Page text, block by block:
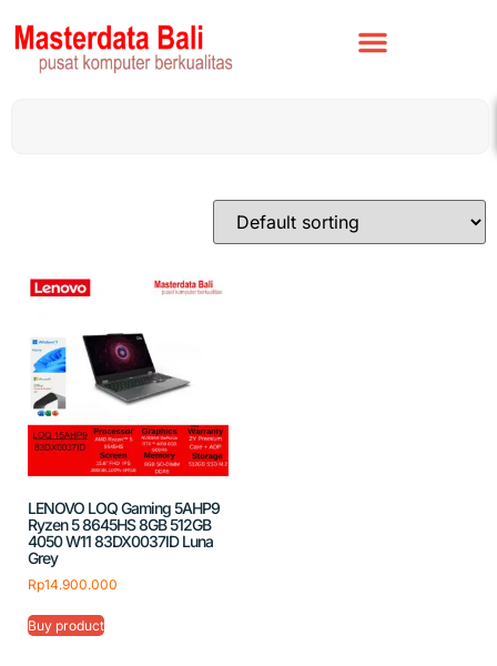
LENOVO LOQ Gaming 5AHP9
Ryzen 5 8645HS 8GB 512GB
4050 W11 83DX0037ID Luna
Grey
Rp14.900.000
Buy product